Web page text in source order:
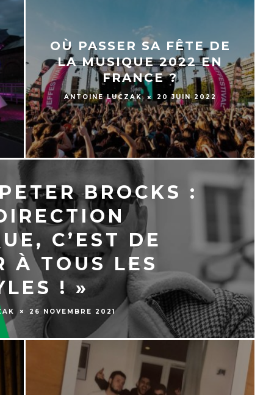
OÙ PASSER SA FÊTE DE
LA MUSIQUE 2022 EN
FRANCE ?
ANTOINE LUCZAK 20 JUIN 2022
BROCKS :
C’EST DE
À TOUS LES
! »
26 NOVEMBRE 2021